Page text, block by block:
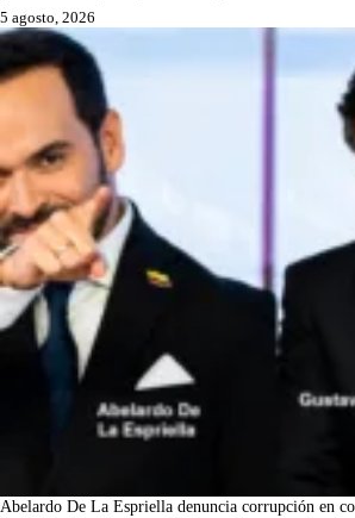
5 agosto, 2026
Abelardo De La Espriella denuncia corrupción en